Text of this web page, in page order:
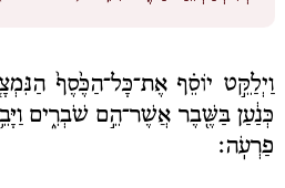
וַיְלַקֵּ֣ט יוֹסֵ֗ף אֶת־כָּל־הַכֶּ֙סֶף֙
כְּנַ֔עַן בַּשֶּׁ֖בֶר אֲשֶׁר־הֵ֣ם שֹׁבְרִ֑ים
פַרְעֹֽה׃